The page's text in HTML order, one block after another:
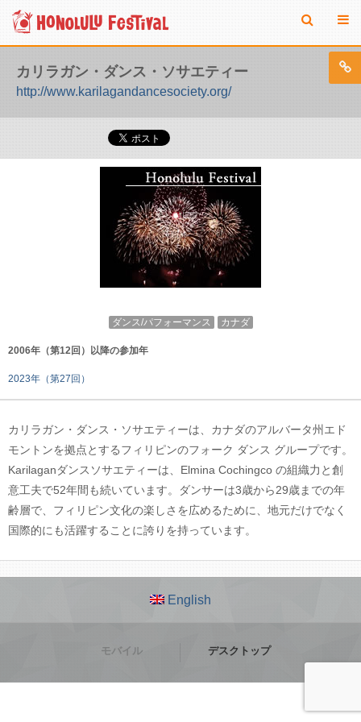
カリラガン・ダンス・ソサエティー
http://www.karilagandancesociety.org/
ダンス/パフォーマンス カナダ
2006年（第12回）以降の参加年
2023年（第27回）
カリラガン・ダンス・ソサエティーは、カナダのアルバータ州エド
モントンを拠点とするフィリピンのフォーク ダンス グループです。
Karilaganダンスソサエティーは、Elmina Cochingco の組織力と創
意工夫で52年間も続いています。ダンサーは3歳から29歳までの年
齢層で、フィリピン文化の楽しさを広めるために、地元だけでなく
国際的にも活躍することに誇りを持っています。
English
モバイル デスクトップ